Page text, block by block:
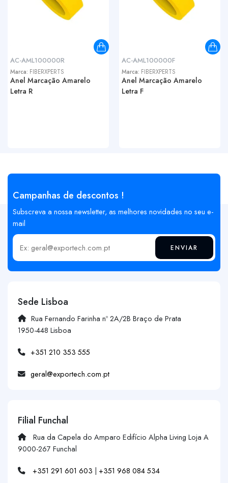
AC-AML100000R
Marca: FIBERXPERTS
Anel Marcação Amarelo
Letra R
AC-AML100000F
Marca: FIBERXPERTS
Anel Marcação Amarelo
Letra F
Campanhas de descontos !
Subscreva a nossa newsletter, as melhores novidades no seu e-
mail
Insira o seu email ENVIAR
Sede Lisboa
Rua Fernando Farinha nº 2A/2B Braço de Prata
1950-448 Lisboa
+351 210 353 555
geral@exportech.com.pt
Filial Funchal
Rua da Capela do Amparo Edifício Alpha Living Loja A
9000-267 Funchal
+351 291 601 603 | +351 968 084 534